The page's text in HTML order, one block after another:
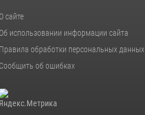
О сайте
Об использовании информации сайта
Правила обработки персональных данных
Сообщить об ошибках